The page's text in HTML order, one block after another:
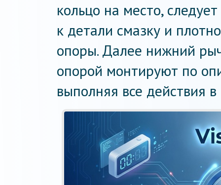
кольцо на место,
к детали смазку и
опоры. Далее нижний
опорой монтируют по
выполняя все действия